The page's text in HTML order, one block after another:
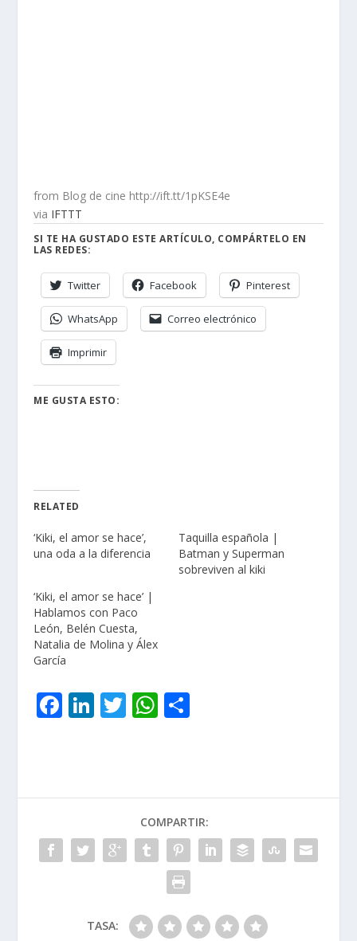
from Blog de cine http://ift.tt/1pKSE4e
via IFTTT
SI TE HA GUSTADO ESTE ARTÍCULO, COMPÁRTELO EN
LAS REDES:
Twitter Facebook Pinterest
WhatsApp Correo electrónico
Imprimir
ME GUSTA ESTO:
RELATED
‘Kiki, el amor se hace’,
una oda a la diferencia
Taquilla española |
Batman y Superman
sobreviven al kiki
‘Kiki, el amor se hace’ |
Hablamos con Paco
León, Belén Cuesta,
Natalia de Molina y Álex
García
F
o
o
k
Li
dI
n
T W
A
p
p
ar
ti
r
COMPARTIR:
TASA: